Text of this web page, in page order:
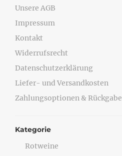
Unsere AGB
Impressum
Kontakt
Widerrufsrecht
Datenschutzerklärung
Liefer- und Versandkosten
Zahlungsoptionen & Rückgabe
Kategorie
Rotweine